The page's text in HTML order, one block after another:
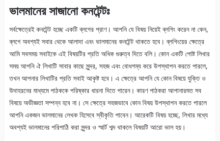
ভালমানের সাজানো কনটেন্টঃ
সর্বক্ষেত্রেই কনটেন্ট হচ্ছে একটি ব্লগের প্রাণ। আপনি যে বিষয় নিয়েই ব্লগিং করেন না কেন,
ব্লগে অবশ্যই সবার থেকে আলাদা এবং ভালমানের কনটেন্ট থাকতে হবে। ব্লগিংয়ের ক্ষেত্রে
আমি সবসময় সবাইকে এই বিষয়টির প্রতি অধিক গুরুত্ব দিতে বলি। কোন একটি পোষ্ট লিখার
সময় আপনি ঐ লিখাটি সাবার কাছে সুন্দর, সহজ এবং বোধগম্য করে উপস্থাপন করতে পারলে,
তখন আপনার লিখাটির প্রতি সবাই আকৃষ্ট হবে। এ ক্ষেত্রে আপনি যে কোন বিষয়ে যুক্তি ও
উদাহরনের মাধ্যমে পাঠককে পরিষ্কার ধারনা দিতে পারেন। কারণ পাঠকরা আপানারমত সব
বিষয়ে অভীজ্ঞতা সম্পন্ন হবে না। সে ক্ষেত্রে সহজভাবে কোন বিষয় উপস্থাপন করতে পারলে
আপনি একজন ভালমানের লেখক হিসেবে স্বীকৃতি পাবেন। আরেকটি বিষয় হচ্ছে, লিখার মধ্যে
অবশ্যই ভালমানের পরিপাঠি করা সুন্দর ও স্মার্ট শব্দ থাকলে বিষয়টি আরো ভাল হয়।